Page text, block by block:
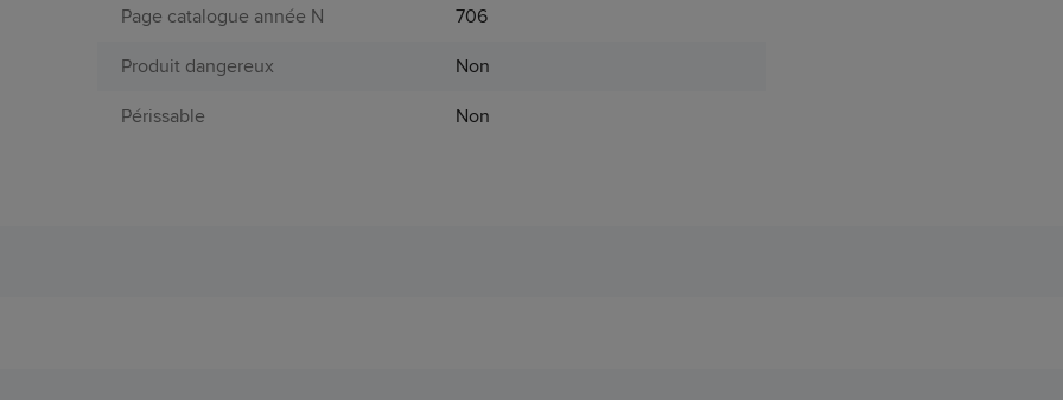
Page catalogue année N
706
Produit dangereux
Non
Périssable
Non